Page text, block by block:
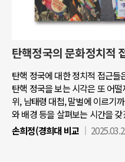
탄핵정국의 문화정치적
탄핵 정국에 대한 정치적 접근
탄핵 정국을 보는 시각은 또 어
위, 남태령 대첩, 말벌에 이르기
와 배경 등을 살펴보는 시간을
손희정(경희대 비교